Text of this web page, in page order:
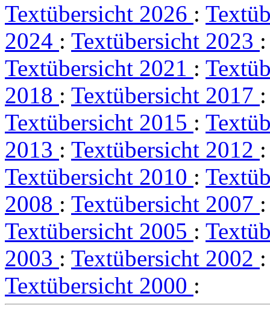
Textübersicht 2026 :
2024 : Textübersicht 2023
Textübersicht 2021 :
2018 : Textübersicht 2017
Textübersicht 2015 :
2013 : Textübersicht 2012
Textübersicht 2010 :
2008 : Textübersicht 2007
Textübersicht 2005 :
2003 : Textübersicht 2002
Textübersicht 2000 :